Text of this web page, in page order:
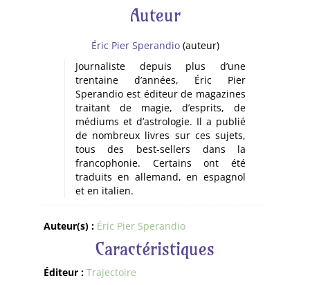
Auteur
Éric Pier Sperandio(auteur)
Journaliste depuis plus d’une
trentaine d’années, Éric Pier
Sperandio est éditeur de magazines
traitant de magie, d’esprits, de
médiums et d’astrologie. Il a publié
de nombreux livres sur ces sujets,
tous des best-sellers dans la
francophonie. Certains ont été
traduits en allemand, en espagnol
et en italien.
Auteur(s) : Éric Pier Sperandio
Caractéristiques
Éditeur : Trajectoire